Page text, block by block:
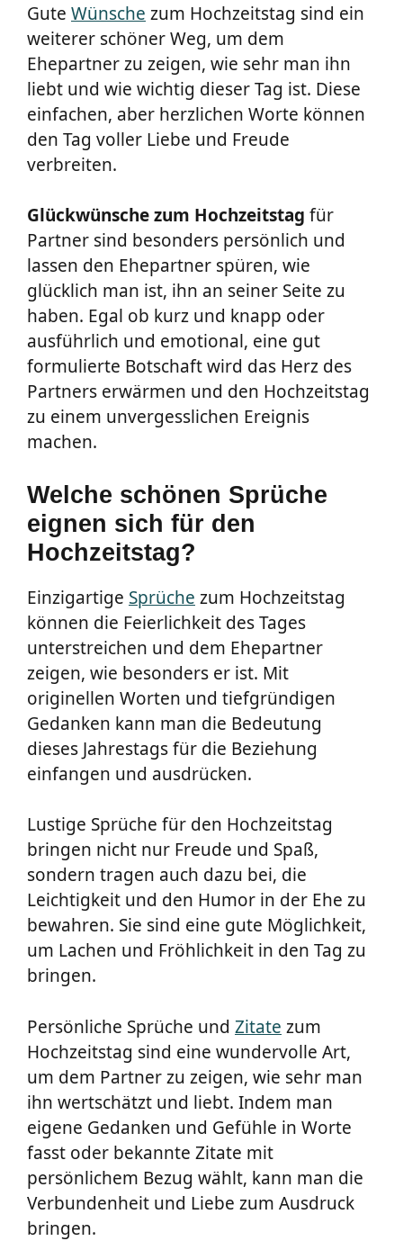
Gute Wünsche zum Hochzeitstag sind ein
weiterer schöner Weg, um dem
Ehepartner zu zeigen, wie sehr man ihn
liebt und wie wichtig dieser Tag ist. Diese
einfachen, aber herzlichen Worte können
den Tag voller Liebe und Freude
verbreiten.
Glückwünsche zum Hochzeitstag für
Partner sind besonders persönlich und
lassen den Ehepartner spüren, wie
glücklich man ist, ihn an seiner Seite zu
haben. Egal ob kurz und knapp oder
ausführlich und emotional, eine gut
formulierte Botschaft wird das Herz des
Partners erwärmen und den Hochzeitstag
zu einem unvergesslichen Ereignis
machen.
Welche schönen Sprüche
eignen sich für den
Hochzeitstag?
Einzigartige Sprüche zum Hochzeitstag
können die Feierlichkeit des Tages
unterstreichen und dem Ehepartner
zeigen, wie besonders er ist. Mit
originellen Worten und tiefgründigen
Gedanken kann man die Bedeutung
dieses Jahrestags für die Beziehung
einfangen und ausdrücken.
Lustige Sprüche für den Hochzeitstag
bringen nicht nur Freude und Spaß,
sondern tragen auch dazu bei, die
Leichtigkeit und den Humor in der Ehe zu
bewahren. Sie sind eine gute Möglichkeit,
um Lachen und Fröhlichkeit in den Tag zu
bringen.
Persönliche Sprüche und Zitate zum
Hochzeitstag sind eine wundervolle Art,
um dem Partner zu zeigen, wie sehr man
ihn wertschätzt und liebt. Indem man
eigene Gedanken und Gefühle in Worte
fasst oder bekannte Zitate mit
persönlichem Bezug wählt, kann man die
Verbundenheit und Liebe zum Ausdruck
bringen.